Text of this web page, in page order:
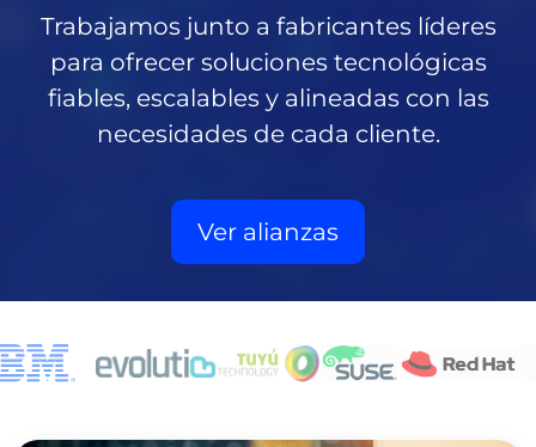
Trabajamos junto a fabricantes líderes
para ofrecer soluciones tecnológicas
fiables, escalables y alineadas con las
necesidades de cada cliente.
Ver alianzas